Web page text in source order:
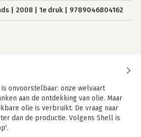
2008 1e druk 9789046804162
onvoorstelbaar: onze welvaart
aan de ontdekking van olie. Maar
olie is verbruikt. De vraag naar
dan de productie. Volgens Shell is